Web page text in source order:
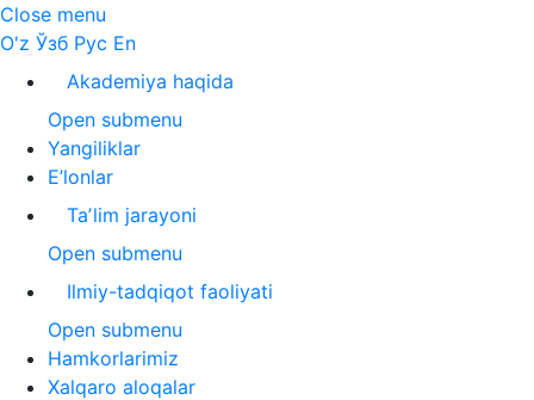
Close menu
O'z Ўзб Рус En
Akademiya haqida
Open submenu
Yangiliklar
E’lonlar
Taʼlim jarayoni
Open submenu
Ilmiy-tadqiqot faoliyati
Open submenu
Hamkorlarimiz
Xalqaro aloqalar